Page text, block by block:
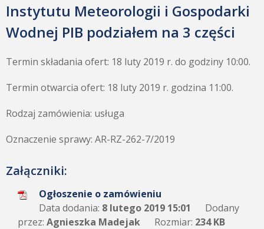
Instytutu Meteorologii i Gospodarki
Wodnej PIB podziałem na 3 części
Termin składania ofert: 18 luty 2019 r. do godziny 10:00.
Termin otwarcia ofert: 18 luty 2019 r. godzina 11:00.
Rodzaj zamówienia: usługa
Oznaczenie sprawy: AR-RZ-262-7/2019
Załączniki:
Ogłoszenie o zamówieniu
Data dodania: 8 lutego 2019 15:01
Dodany
przez: Agnieszka Madejak Rozmiar: 234 KB